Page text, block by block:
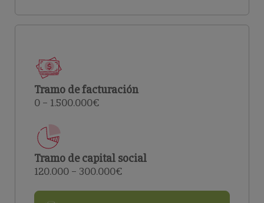
Tramo de facturación
0 – 1.500.000€
Tramo de capital social
120.000 – 300.000€